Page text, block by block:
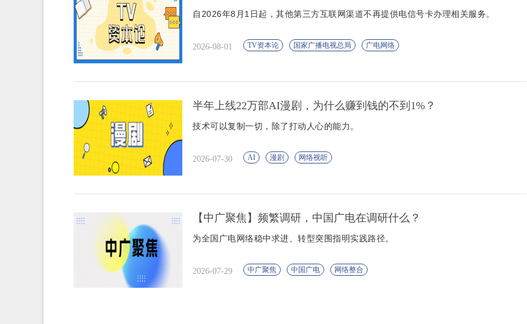
自2026年8月1日起，其他第三方互联网渠道不再提供电信号卡办理相关服务。
2026-08-01 TV资本论 国家广播电视总局 广电网络
半年上线22万部AI漫剧，为什么赚到钱的不到1%？
技术可以复制一切，除了打动人心的能力。
2026-07-30 AI 漫剧 网络视听
【中广聚焦】频繁调研，中国广电在调研什么？
为全国广电网络稳中求进、转型突围指明实践路径。
2026-07-29 中广聚焦 中国广电 网络整合